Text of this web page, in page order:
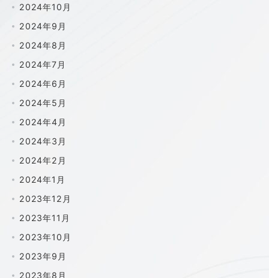
2024年10月
2024年9月
2024年8月
2024年7月
2024年6月
2024年5月
2024年4月
2024年3月
2024年2月
2024年1月
2023年12月
2023年11月
2023年10月
2023年9月
2023年8月